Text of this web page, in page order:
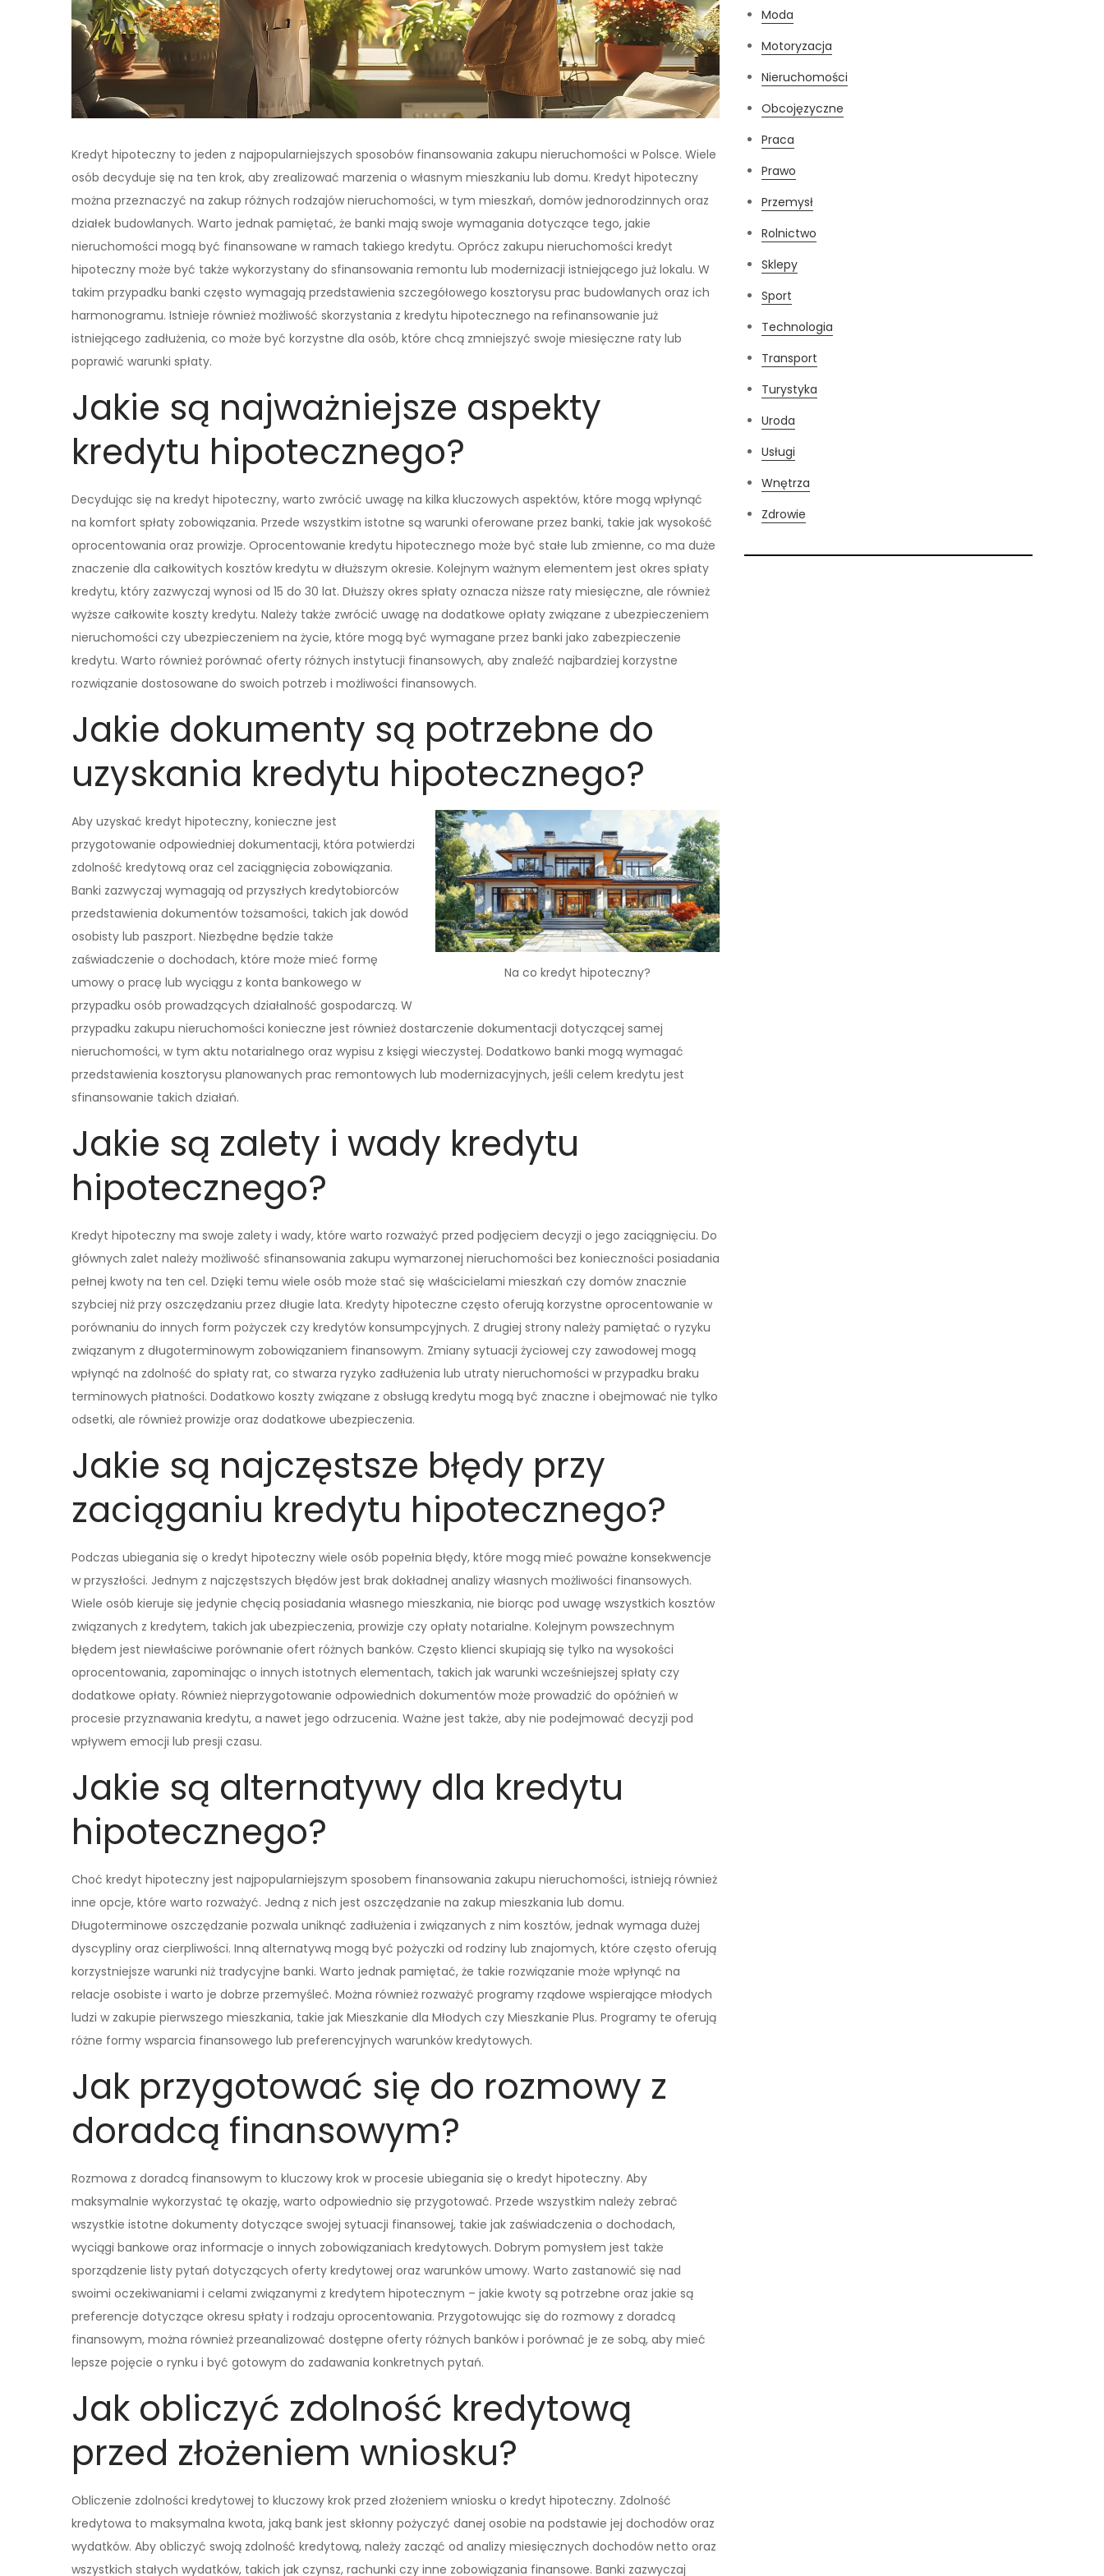
Kredyt hipoteczny to jeden z najpopularniejszych sposobów finansowania zakupu nieruchomości w Polsce. Wiele
osób decyduje się na ten krok, aby zrealizować marzenia o własnym mieszkaniu lub domu. Kredyt hipoteczny
można przeznaczyć na zakup różnych rodzajów nieruchomości, w tym mieszkań, domów jednorodzinnych oraz
działek budowlanych. Warto jednak pamiętać, że banki mają swoje wymagania dotyczące tego, jakie
nieruchomości mogą być finansowane w ramach takiego kredytu. Oprócz zakupu nieruchomości kredyt
hipoteczny może być także wykorzystany do sfinansowania remontu lub modernizacji istniejącego już lokalu. W
takim przypadku banki często wymagają przedstawienia szczegółowego kosztorysu prac budowlanych oraz ich
harmonogramu. Istnieje również możliwość skorzystania z kredytu hipotecznego na refinansowanie już
istniejącego zadłużenia, co może być korzystne dla osób, które chcą zmniejszyć swoje miesięczne raty lub
poprawić warunki spłaty.
Jakie są najważniejsze aspekty
kredytu hipotecznego?
Decydując się na kredyt hipoteczny, warto zwrócić uwagę na kilka kluczowych aspektów, które mogą wpłynąć
na komfort spłaty zobowiązania. Przede wszystkim istotne są warunki oferowane przez banki, takie jak wysokość
oprocentowania oraz prowizje. Oprocentowanie kredytu hipotecznego może być stałe lub zmienne, co ma duże
znaczenie dla całkowitych kosztów kredytu w dłuższym okresie. Kolejnym ważnym elementem jest okres spłaty
kredytu, który zazwyczaj wynosi od 15 do 30 lat. Dłuższy okres spłaty oznacza niższe raty miesięczne, ale również
wyższe całkowite koszty kredytu. Należy także zwrócić uwagę na dodatkowe opłaty związane z ubezpieczeniem
nieruchomości czy ubezpieczeniem na życie, które mogą być wymagane przez banki jako zabezpieczenie
kredytu. Warto również porównać oferty różnych instytucji finansowych, aby znaleźć najbardziej korzystne
rozwiązanie dostosowane do swoich potrzeb i możliwości finansowych.
Jakie dokumenty są potrzebne do
uzyskania kredytu hipotecznego?
Na co kredyt hipoteczny?
Aby uzyskać kredyt hipoteczny, konieczne jest
przygotowanie odpowiedniej dokumentacji, która potwierdzi
zdolność kredytową oraz cel zaciągnięcia zobowiązania.
Banki zazwyczaj wymagają od przyszłych kredytobiorców
przedstawienia dokumentów tożsamości, takich jak dowód
osobisty lub paszport. Niezbędne będzie także
zaświadczenie o dochodach, które może mieć formę
umowy o pracę lub wyciągu z konta bankowego w
przypadku osób prowadzących działalność gospodarczą. W
przypadku zakupu nieruchomości konieczne jest również dostarczenie dokumentacji dotyczącej samej
nieruchomości, w tym aktu notarialnego oraz wypisu z księgi wieczystej. Dodatkowo banki mogą wymagać
przedstawienia kosztorysu planowanych prac remontowych lub modernizacyjnych, jeśli celem kredytu jest
sfinansowanie takich działań.
Jakie są zalety i wady kredytu
hipotecznego?
Kredyt hipoteczny ma swoje zalety i wady, które warto rozważyć przed podjęciem decyzji o jego zaciągnięciu. Do
głównych zalet należy możliwość sfinansowania zakupu wymarzonej nieruchomości bez konieczności posiadania
pełnej kwoty na ten cel. Dzięki temu wiele osób może stać się właścicielami mieszkań czy domów znacznie
szybciej niż przy oszczędzaniu przez długie lata. Kredyty hipoteczne często oferują korzystne oprocentowanie w
porównaniu do innych form pożyczek czy kredytów konsumpcyjnych. Z drugiej strony należy pamiętać o ryzyku
związanym z długoterminowym zobowiązaniem finansowym. Zmiany sytuacji życiowej czy zawodowej mogą
wpłynąć na zdolność do spłaty rat, co stwarza ryzyko zadłużenia lub utraty nieruchomości w przypadku braku
terminowych płatności. Dodatkowo koszty związane z obsługą kredytu mogą być znaczne i obejmować nie tylko
odsetki, ale również prowizje oraz dodatkowe ubezpieczenia.
Jakie są najczęstsze błędy przy
zaciąganiu kredytu hipotecznego?
Podczas ubiegania się o kredyt hipoteczny wiele osób popełnia błędy, które mogą mieć poważne konsekwencje
w przyszłości. Jednym z najczęstszych błędów jest brak dokładnej analizy własnych możliwości finansowych.
Wiele osób kieruje się jedynie chęcią posiadania własnego mieszkania, nie biorąc pod uwagę wszystkich kosztów
związanych z kredytem, takich jak ubezpieczenia, prowizje czy opłaty notarialne. Kolejnym powszechnym
błędem jest niewłaściwe porównanie ofert różnych banków. Często klienci skupiają się tylko na wysokości
oprocentowania, zapominając o innych istotnych elementach, takich jak warunki wcześniejszej spłaty czy
dodatkowe opłaty. Również nieprzygotowanie odpowiednich dokumentów może prowadzić do opóźnień w
procesie przyznawania kredytu, a nawet jego odrzucenia. Ważne jest także, aby nie podejmować decyzji pod
wpływem emocji lub presji czasu.
Jakie są alternatywy dla kredytu
hipotecznego?
Choć kredyt hipoteczny jest najpopularniejszym sposobem finansowania zakupu nieruchomości, istnieją również
inne opcje, które warto rozważyć. Jedną z nich jest oszczędzanie na zakup mieszkania lub domu.
Długoterminowe oszczędzanie pozwala uniknąć zadłużenia i związanych z nim kosztów, jednak wymaga dużej
dyscypliny oraz cierpliwości. Inną alternatywą mogą być pożyczki od rodziny lub znajomych, które często oferują
korzystniejsze warunki niż tradycyjne banki. Warto jednak pamiętać, że takie rozwiązanie może wpłynąć na
relacje osobiste i warto je dobrze przemyśleć. Można również rozważyć programy rządowe wspierające młodych
ludzi w zakupie pierwszego mieszkania, takie jak Mieszkanie dla Młodych czy Mieszkanie Plus. Programy te oferują
różne formy wsparcia finansowego lub preferencyjnych warunków kredytowych.
Jak przygotować się do rozmowy z
doradcą finansowym?
Rozmowa z doradcą finansowym to kluczowy krok w procesie ubiegania się o kredyt hipoteczny. Aby
maksymalnie wykorzystać tę okazję, warto odpowiednio się przygotować. Przede wszystkim należy zebrać
wszystkie istotne dokumenty dotyczące swojej sytuacji finansowej, takie jak zaświadczenia o dochodach,
wyciągi bankowe oraz informacje o innych zobowiązaniach kredytowych. Dobrym pomysłem jest także
sporządzenie listy pytań dotyczących oferty kredytowej oraz warunków umowy. Warto zastanowić się nad
swoimi oczekiwaniami i celami związanymi z kredytem hipotecznym – jakie kwoty są potrzebne oraz jakie są
preferencje dotyczące okresu spłaty i rodzaju oprocentowania. Przygotowując się do rozmowy z doradcą
finansowym, można również przeanalizować dostępne oferty różnych banków i porównać je ze sobą, aby mieć
lepsze pojęcie o rynku i być gotowym do zadawania konkretnych pytań.
Jak obliczyć zdolność kredytową
przed złożeniem wniosku?
Obliczenie zdolności kredytowej to kluczowy krok przed złożeniem wniosku o kredyt hipoteczny. Zdolność
kredytowa to maksymalna kwota, jaką bank jest skłonny pożyczyć danej osobie na podstawie jej dochodów oraz
wydatków. Aby obliczyć swoją zdolność kredytową, należy zacząć od analizy miesięcznych dochodów netto oraz
wszystkich stałych wydatków, takich jak czynsz, rachunki czy inne zobowiązania finansowe. Banki zazwyczaj
Moda
Motoryzacja
Nieruchomości
Obcojęzyczne
Praca
Prawo
Przemysł
Rolnictwo
Sklepy
Sport
Technologia
Transport
Turystyka
Uroda
Usługi
Wnętrza
Zdrowie